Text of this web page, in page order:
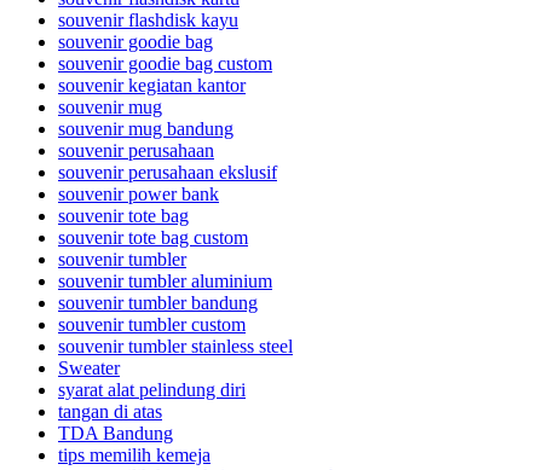
souvenir flashdisk kayu
souvenir goodie bag
souvenir goodie bag custom
souvenir kegiatan kantor
souvenir mug
souvenir mug bandung
souvenir perusahaan
souvenir perusahaan ekslusif
souvenir power bank
souvenir tote bag
souvenir tote bag custom
souvenir tumbler
souvenir tumbler aluminium
souvenir tumbler bandung
souvenir tumbler custom
souvenir tumbler stainless steel
Sweater
syarat alat pelindung diri
tangan di atas
TDA Bandung
tips memilih kemeja